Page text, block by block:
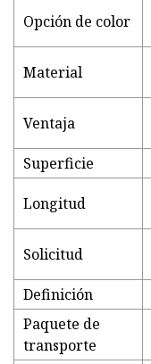
Opción de color
Material
Ventaja
Superficie
Longitud
Solicitud
Definición
Paquete de
transporte